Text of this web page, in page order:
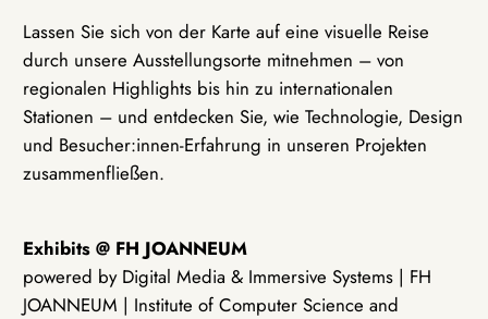
Lassen Sie sich von der Karte auf eine visuelle Reise
durch unsere Ausstellungsorte mitnehmen – von
regionalen Highlights bis hin zu internationalen
Stationen – und entdecken Sie, wie Technologie, Design
und Besucher:innen-Erfahrung in unseren Projekten
zusammenfließen.
Exhibits @ FH JOANNEUM
powered by Digital Media & Immersive Systems | FH
JOANNEUM | Institute of Computer Science and